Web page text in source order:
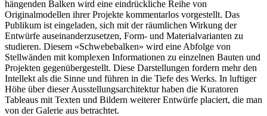
hängenden Balken wird eine eindrückliche Reihe von
Originalmodellen ihrer Projekte kommentarlos vorgestellt. Das
Publikum ist eingeladen, sich mit der räumlichen Wirkung der
Entwürfe auseinanderzusetzen, Form- und Materialvarianten zu
studieren. Diesem «Schwebebalken» wird eine Abfolge von
Stellwänden mit komplexen Informationen zu einzelnen Bauten und
Projekten gegenübergestellt. Diese Darstellungen fordern mehr den
Intellekt als die Sinne und führen in die Tiefe des Werks. In luftiger
Höhe über dieser Ausstellungsarchitektur haben die Kuratoren
Tableaus mit Texten und Bildern weiterer Entwürfe placiert, die man
von der Galerie aus betrachtet.